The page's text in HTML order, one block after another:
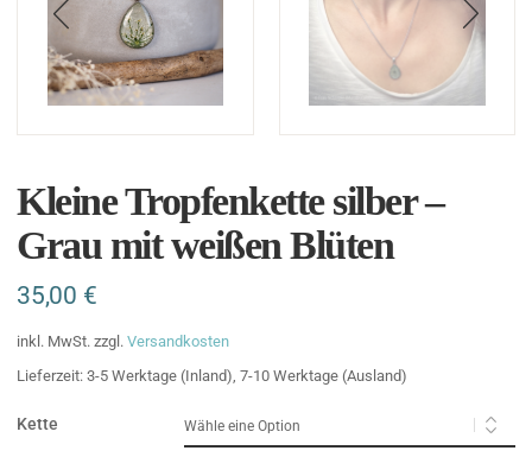
Kleine Tropfenkette silber –
Grau mit weißen Blüten
35,00 €
inkl. MwSt. zzgl. Versandkosten
Lieferzeit: 3-5 Werktage (Inland), 7-10 Werktage (Ausland)
Kette